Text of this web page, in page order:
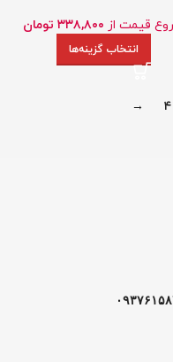
قیمت از ۳۳۸,۸۰۰ تومان
انتخاب گزینه‌ها
۴ →